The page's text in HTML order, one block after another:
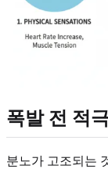
폭발 전 적
분노가 고조되는